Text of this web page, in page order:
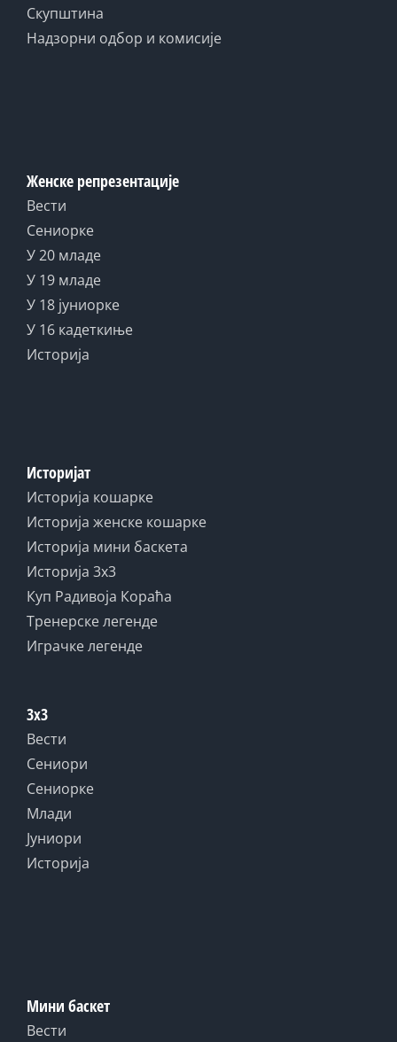
Скупштина
Надзорни одбор и комисије
Женске репрезентације
Вести
Сениорке
У 20 младе
У 19 младе
У 18 јуниорке
У 16 кадеткиње
Историја
Историјат
Историја кошарке
Историја женске кошарке
Историја мини баскета
Историја 3x3
Куп Радивоја Кораћа
Тренерске легенде
Играчке легенде
3x3
Вести
Сениори
Сениорке
Млади
Јуниори
Историја
Мини баскет
Вести